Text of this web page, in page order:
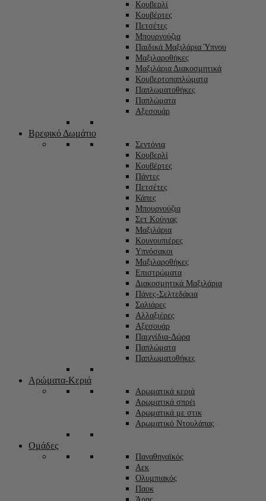
Κουβερλί
Κουβέρτες
Πετσέτες
Μπουρνούζια
Παιδικά Μαξιλάρια Ύπνου
Μαξιλαροθήκες
Μαξιλάρια Διακοσμητικά
Κουβερτοπαπλώματα
Παπλωματοθήκες
Παπλώματα
Αξεσουάρ
Βρεφικό Δωμάτιο
Σεντόνια
Κουβερλί
Κουβέρτες
Πάντες
Πετσέτες
Κάπες
Μπουρνούζια
Σετ Κούνιας
Μαξιλάρια
Κουνουπιέρες
Υπνόσακοι
Μαξιλαροθήκες
Επιστρώματα
Διακοσμητικά Μαξιλάρια
Πάνες-Σελτεδάκια
Σαλιάρες
Αλλαξιέρες
Αξεσουάρ
Παιχνίδια-Δώρα
Παπλώματα
Παπλωματοθήκες
Αρώματα-Κεριά
Αρωματικά κεριά
Αρωματικά σπρέι
Αρωματικά με στικ
Αρωματικό Ντουλάπας
Ομάδες
Παναθηναϊκός
Αεκ
Ολυμπιακός
Παοκ